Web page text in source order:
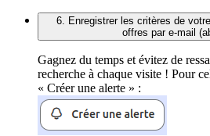
6. Enregistrer les critères de
offres par e-mail
Gagnez du temps et évitez de
recherche à chaque visite ! Pour
« Créer une alerte » :